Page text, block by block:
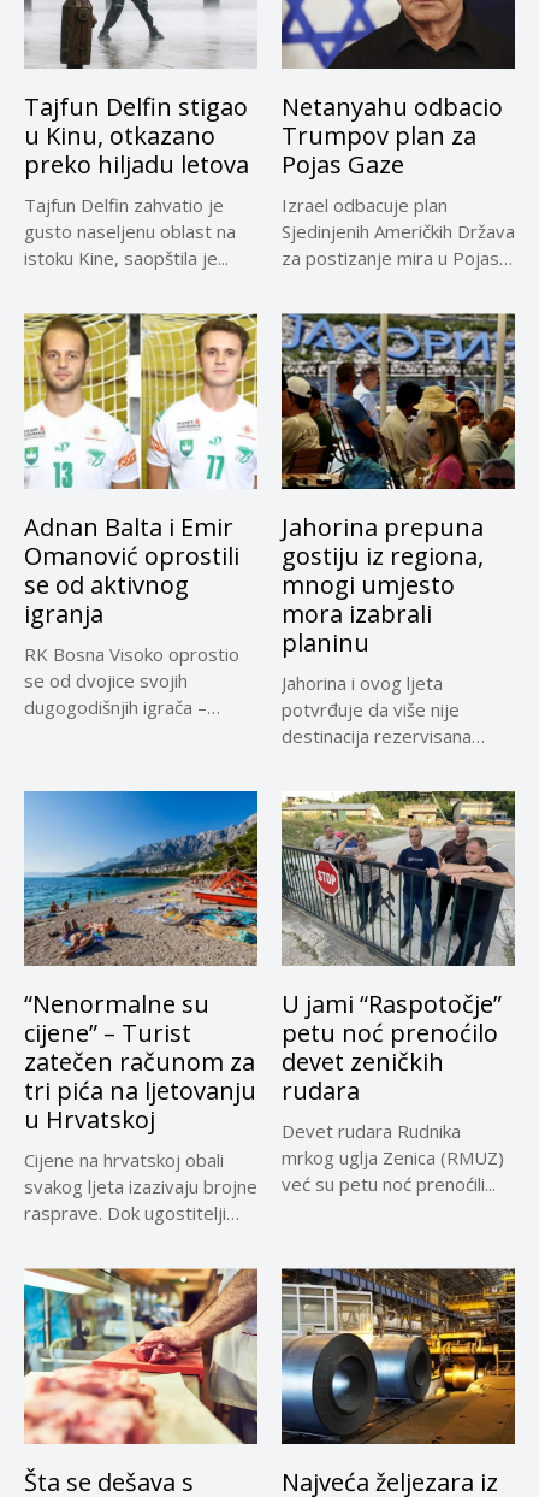
Tajfun Delfin stigao
u Kinu, otkazano
preko hiljadu letova
Tajfun Delfin zahvatio je
gusto naseljenu oblast na
istoku Kine, saopštila je...
Netanyahu odbacio
Trumpov plan za
Pojas Gaze
Izrael odbacuje plan
Sjedinjenih Američkih Država
za postizanje mira u Pojasu
Adnan Balta i Emir
Omanović oprostili
se od aktivnog
igranja
RK Bosna Visoko oprostio
se od dvojice svojih
dugogodišnjih igrača –
Jahorina prepuna
gostiju iz regiona,
mnogi umjesto
mora izabrali
planinu
Jahorina i ovog ljeta
potvrđuje da više nije
destinacija rezervisana
“Nenormalne su
cijene” – Turist
zatečen računom za
tri pića na ljetovanju
u Hrvatskoj
Cijene na hrvatskoj obali
svakog ljeta izazivaju brojne
rasprave. Dok ugostitelji
U jami “Raspotočje”
petu noć prenoćilo
devet zeničkih
rudara
Devet rudara Rudnika
mrkog uglja Zenica (RMUZ)
već su petu noć prenoćili...
Šta se dešava s
Najveća željezara iz